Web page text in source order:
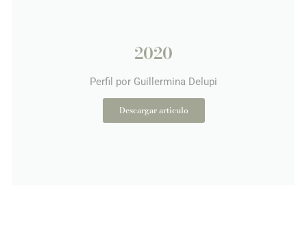
2020
Perfil por Guillermina Delupi
Descargar articulo